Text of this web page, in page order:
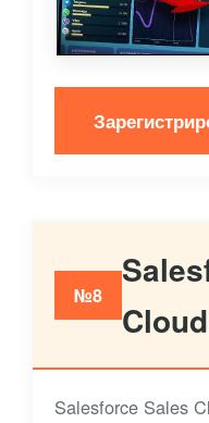
№8
Cloud
Salesforce Sales